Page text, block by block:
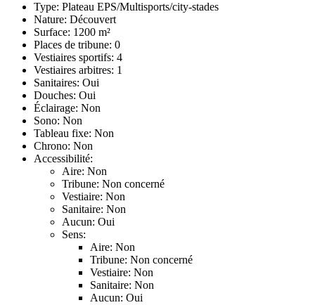
Type: Plateau EPS/Multisports/city-stades
Nature: Découvert
Surface: 1200 m²
Places de tribune: 0
Vestiaires sportifs: 4
Vestiaires arbitres: 1
Sanitaires: Oui
Douches: Oui
Éclairage: Non
Sono: Non
Tableau fixe: Non
Chrono: Non
Accessibilité:
Aire: Non
Tribune: Non concerné
Vestiaire: Non
Sanitaire: Non
Aucun: Oui
Sens:
Aire: Non
Tribune: Non concerné
Vestiaire: Non
Sanitaire: Non
Aucun: Oui